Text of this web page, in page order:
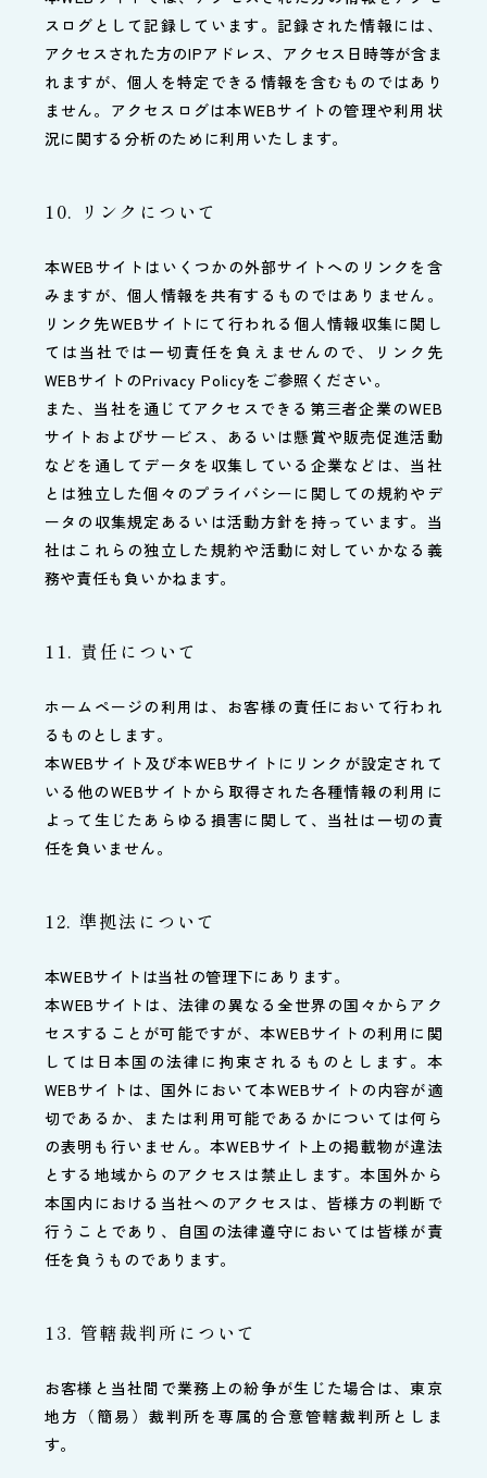
スログとして記録しています。記録された情報には、
アクセスされた方のIPアドレス、アクセス日時等が含ま
れますが、個人を特定できる情報を含むものではあり
ません。アクセスログは本WEBサイトの管理や利用状
況に関する分析のために利用いたします。
10. リンクについて
本WEBサイトはいくつかの外部サイトへのリンクを含
みますが、個人情報を共有するものではありません。
リンク先WEBサイトにて行われる個人情報収集に関し
ては当社では一切責任を負えませんので、リンク先
WEBサイトのPrivacy Policyをご参照ください。
また、当社を通じてアクセスできる第三者企業のWEB
サイトおよびサービス、あるいは懸賞や販売促進活動
などを通してデータを収集している企業などは、当社
とは独立した個々のプライバシーに関しての規約やデ
ータの収集規定あるいは活動方針を持っています。当
社はこれらの独立した規約や活動に対していかなる義
務や責任も負いかねます。
11. 責任について
ホームページの利用は、お客様の責任において行われ
るものとします。
本WEBサイト及び本WEBサイトにリンクが設定されて
いる他のWEBサイトから取得された各種情報の利用に
よって生じたあらゆる損害に関して、当社は一切の責
任を負いません。
12. 準拠法について
本WEBサイトは当社の管理下にあります。
本WEBサイトは、法律の異なる全世界の国々からアク
セスすることが可能ですが、本WEBサイトの利用に関
しては日本国の法律に拘束されるものとします。本
WEBサイトは、国外において本WEBサイトの内容が適
切であるか、または利用可能であるかについては何ら
の表明も行いません。本WEBサイト上の掲載物が違法
とする地域からのアクセスは禁止します。本国外から
本国内における当社へのアクセスは、皆様方の判断で
行うことであり、自国の法律遵守においては皆様が責
任を負うものであります。
13. 管轄裁判所について
お客様と当社間で業務上の紛争が生じた場合は、東京
地方（簡易）裁判所を専属的合意管轄裁判所としま
す。